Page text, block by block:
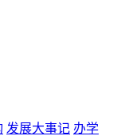
发展大事记 办学